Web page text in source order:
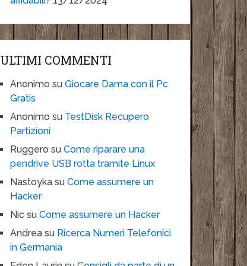
ULTIMI COMMENTI
Anonimo suGiocare Dama con il Pc
Gratis
Anonimo su TestDisk Recupero
Partizioni
Ruggero suCome riparare una
pendrive USB rotta tramite Linux
Nastoyka suCome assumere un
Hacker
Nic suCome assumere un Hacker
Andrea su Ricerca Numeri Telefonici
in Germania